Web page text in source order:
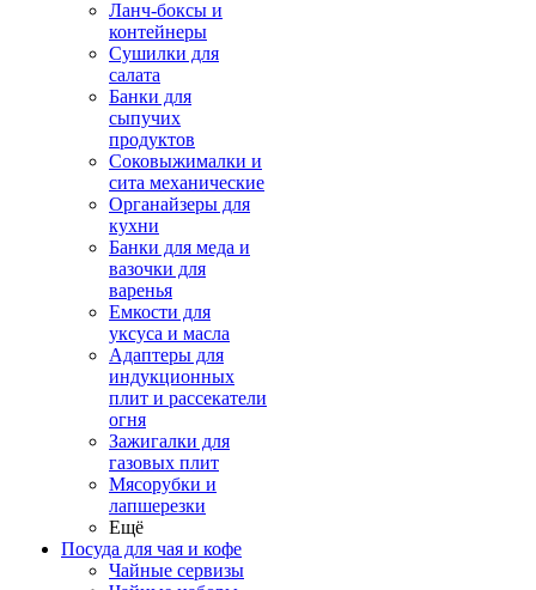
Ланч-боксы и
контейнеры
Сушилки для
салата
Банки для
сыпучих
продуктов
Соковыжималки и
сита механические
Органайзеры для
кухни
Банки для меда и
вазочки для
варенья
Емкости для
уксуса и масла
Адаптеры для
индукционных
плит и рассекатели
огня
Зажигалки для
газовых плит
Мясорубки и
лапшерезки
Ещё
Посуда для чая и кофе
Чайные сервизы